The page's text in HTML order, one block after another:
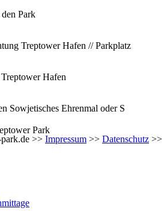
Park
Treptower Hafen // Parkplatz
Hafen
Sowjetisches Ehrenmal oder S
Park
>> Impressum >> Datenschutz >>